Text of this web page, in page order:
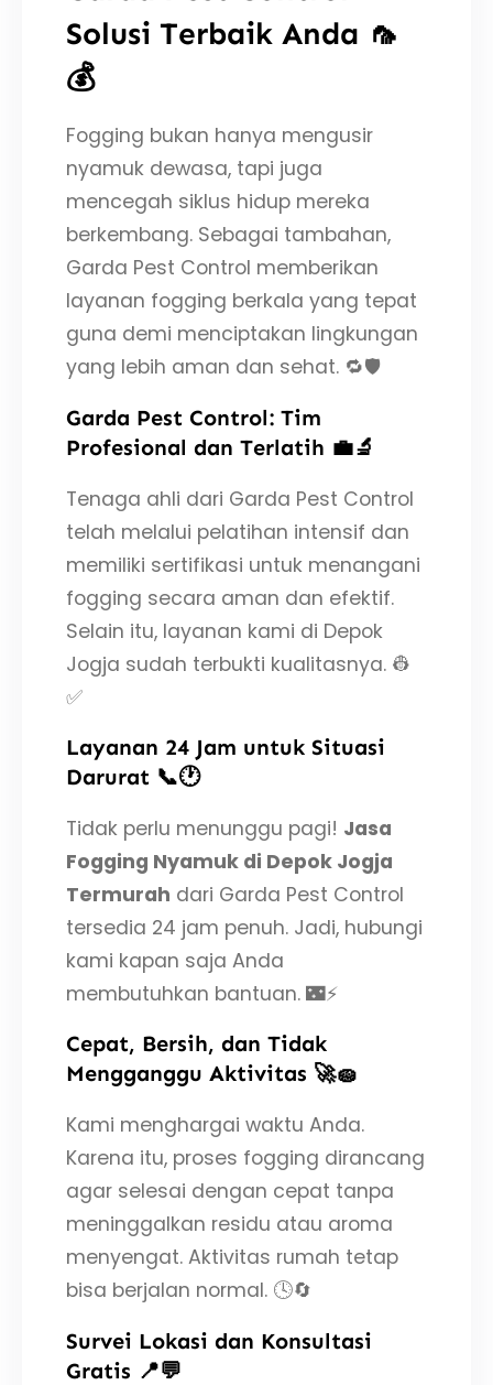
Solusi Terbaik Anda 🦟
💰
Fogging bukan hanya mengusir
nyamuk dewasa, tapi juga
mencegah siklus hidup mereka
berkembang. Sebagai tambahan,
Garda Pest Control memberikan
layanan fogging berkala yang tepat
guna demi menciptakan lingkungan
yang lebih aman dan sehat. 🔁🛡️
Garda Pest Control: Tim
Profesional dan Terlatih 💼🔬
Tenaga ahli dari Garda Pest Control
telah melalui pelatihan intensif dan
memiliki sertifikasi untuk menangani
fogging secara aman dan efektif.
Selain itu, layanan kami di Depok
Jogja sudah terbukti kualitasnya. 👷
✅
Layanan 24 Jam untuk Situasi
Darurat 📞🕐
Tidak perlu menunggu pagi! Jasa
Fogging Nyamuk di Depok Jogja
Termurah dari Garda Pest Control
tersedia 24 jam penuh. Jadi, hubungi
kami kapan saja Anda
membutuhkan bantuan. 🌃⚡
Cepat, Bersih, dan Tidak
Mengganggu Aktivitas 🚀🧽
Kami menghargai waktu Anda.
Karena itu, proses fogging dirancang
agar selesai dengan cepat tanpa
meninggalkan residu atau aroma
menyengat. Aktivitas rumah tetap
bisa berjalan normal. 🕓🔄
Survei Lokasi dan Konsultasi
Gratis 📍💬